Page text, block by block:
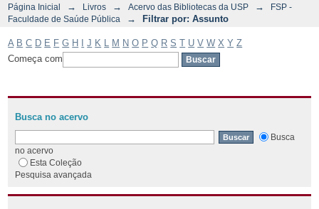
Página Inicial → Livros → Acervo das Bibliotecas da USP →
FSP -
Faculdade de Saúde Pública
→ Filtrar por: Assunto
A B C D E F G H J K M N O P Q R S T U V W X Y Z
Começa com
Busca no acervo
Busca
no acervo
Esta Coleção
Pesquisa avançada